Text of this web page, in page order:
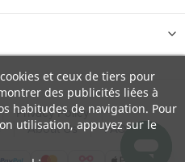
Privacy Policy
About Us FAQ
et ceux de tiers pour
des publicités liées à
habitudes de navigation. Pour
utilisation, appuyez sur le